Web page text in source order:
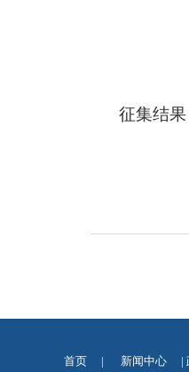
征集结
首页 | 新闻中心 |